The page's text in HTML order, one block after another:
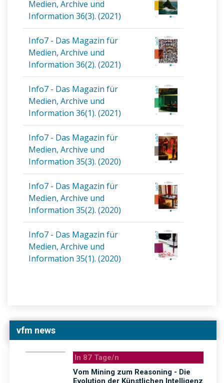
Medien, Archive und
Information 36(3). (2021)
Info7 - Das Magazin für
Medien, Archive und
Information 36(2). (2021)
Info7 - Das Magazin für
Medien, Archive und
Information 36(1). (2021)
Info7 - Das Magazin für
Medien, Archive und
Information 35(3). (2020)
Info7 - Das Magazin für
Medien, Archive und
Information 35(2). (2020)
Info7 - Das Magazin für
Medien, Archive und
Information 35(1). (2020)
vfm news
In 87 Tage/n
Vom Mining zum Reasoning - Die
Evolution der Künstlichen Intelligenz